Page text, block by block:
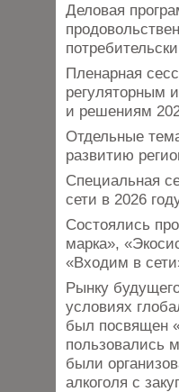
Деловая
Пленарная
регуляторным
и решениям
Отдельные
развитию
Специальная
сети в 2026
Состоялись
марка»,
«Входим в
Рынку
условиях
был посвящен
пользовались
были
алкоголя с